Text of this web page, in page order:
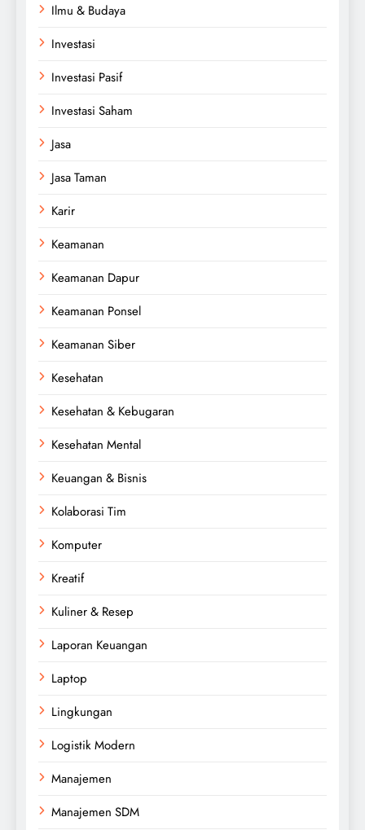
Ilmu & Budaya
Investasi
Investasi Pasif
Investasi Saham
Jasa
Jasa Taman
Karir
Keamanan
Keamanan Dapur
Keamanan Ponsel
Keamanan Siber
Kesehatan
Kesehatan & Kebugaran
Kesehatan Mental
Keuangan & Bisnis
Kolaborasi Tim
Komputer
Kreatif
Kuliner & Resep
Laporan Keuangan
Laptop
Lingkungan
Logistik Modern
Manajemen
Manajemen SDM